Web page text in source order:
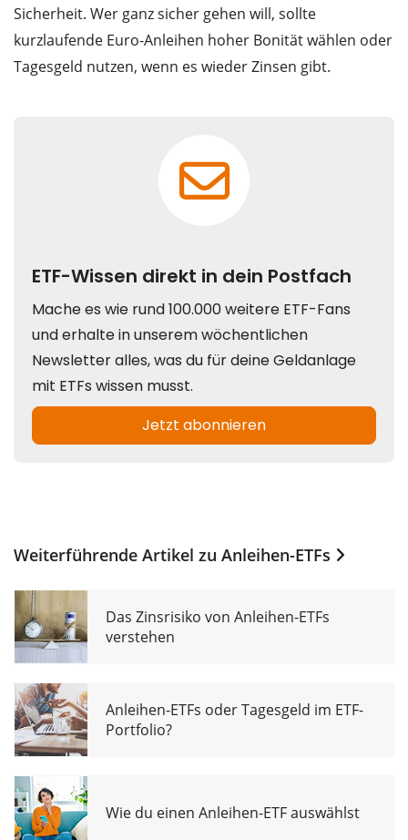
Sicherheit. Wer ganz sicher gehen will, sollte
kurzlaufende Euro-Anleihen hoher Bonität wählen oder
Tagesgeld nutzen, wenn es wieder Zinsen gibt.
Weiterführende Artikel zu Anleihen-ETFs
Das Zinsrisiko von Anleihen-ETFs
verstehen
Anleihen-ETFs oder Tagesgeld im ETF-
Portfolio?
Wie du einen Anleihen-ETF auswählst